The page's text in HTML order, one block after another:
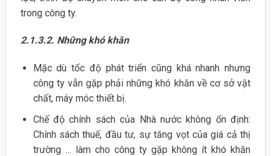
trong công ty.
2.1.3.2. Những khó khăn
Mặc dù tốc độ phát triển cũng khá nhanh nhưng
công ty vẫn gặp phải những khó khăn về cơ sở vật
chất, máy móc thiết bị.
Chế độ chính sách của Nhà nước không ổn định:
Chính sách thuế, đầu tư, sự tăng vọt của giá cả thị
trường … làm cho công ty gặp không ít khó khăn